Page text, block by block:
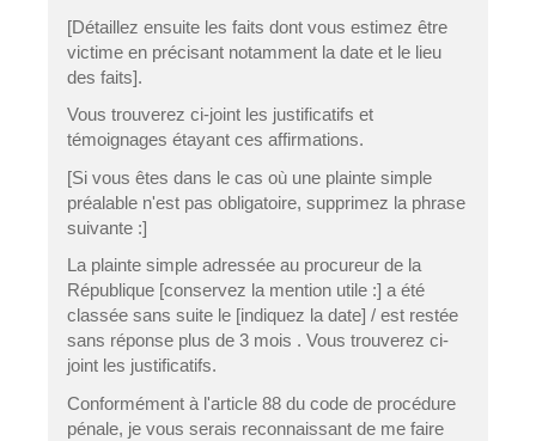
[Détaillez ensuite les faits dont vous estimez être
victime en précisant notamment la date et le lieu
des faits].
Vous trouverez ci-joint les justificatifs et
témoignages étayant ces affirmations.
[Si vous êtes dans le cas où une plainte simple
préalable n'est pas obligatoire, supprimez la phrase
suivante :]
La plainte simple adressée au procureur de la
République [conservez la mention utile :] a été
classée sans suite le [indiquez la date] / est restée
sans réponse plus de 3 mois . Vous trouverez ci-
joint les justificatifs.
Conformément à l'article 88 du code de procédure
pénale, je vous serais reconnaissant de me faire